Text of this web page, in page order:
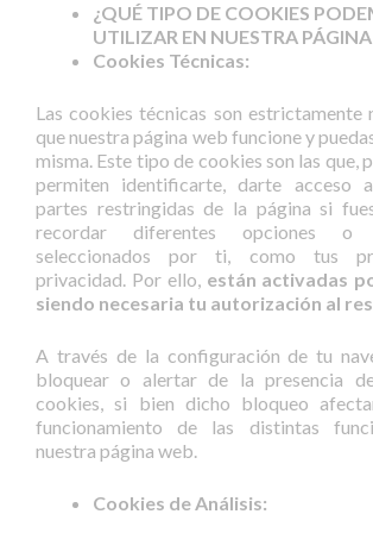
¿QUÉ TIPO DE COOKIES
UTILIZAR EN NUESTRA
Cookies Técnicas:
Las cookies técnicas son estrictamente
que nuestra página web funcione y
misma. Este tipo de cookies son las que,
permiten identificarte, darte acceso
partes restringidas de la página si
recordar diferentes opciones o
seleccionados por ti, como tus
privacidad. Por ello, están activadas
siendo necesaria tu autorización al
A través de la configuración de tu
bloquear o alertar de la presencia
cookies, si bien dicho bloqueo
funcionamiento de las distintas
nuestra página web.
Cookies de Análisis: